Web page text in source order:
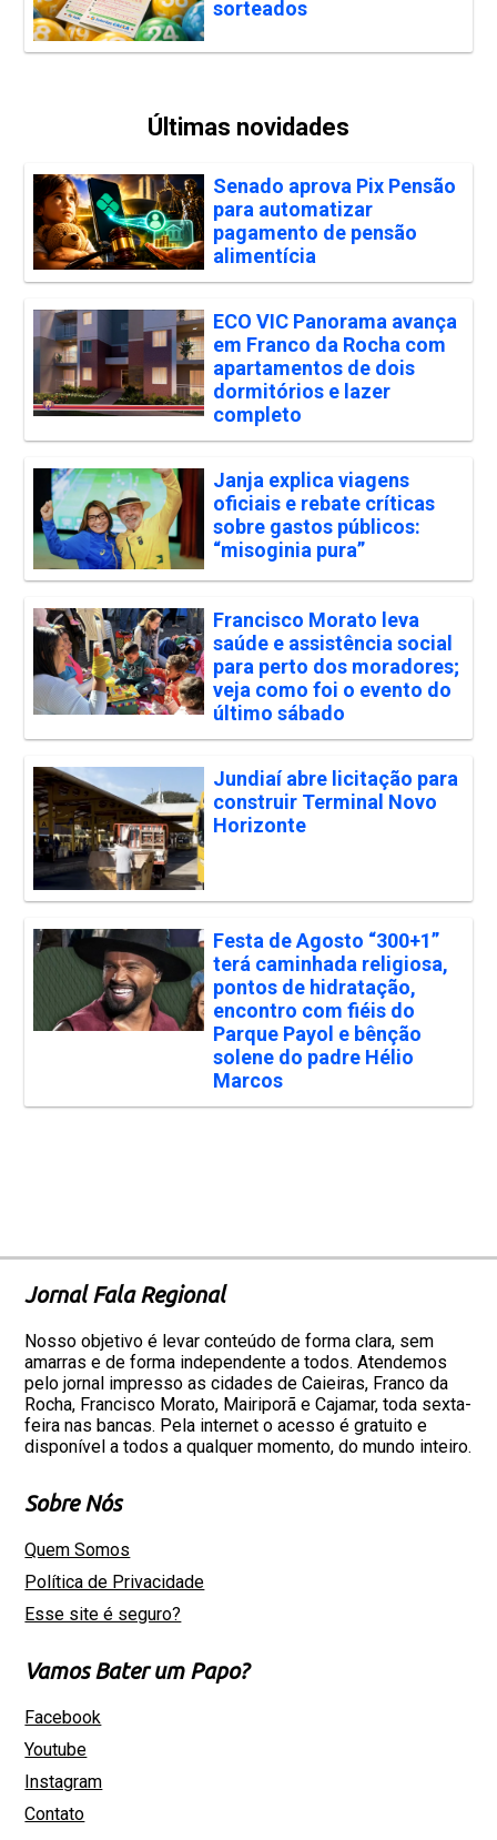
sorteados
Últimas novidades
Senado aprova Pix Pensão
para automatizar
pagamento de pensão
alimentícia
ECO VIC Panorama avança
em Franco da Rocha com
apartamentos de dois
dormitórios e lazer
completo
Janja explica viagens
oficiais e rebate críticas
sobre gastos públicos:
“misoginia pura”
Francisco Morato leva
saúde e assistência social
para perto dos moradores;
veja como foi o evento do
último sábado
Jundiaí abre licitação para
construir Terminal Novo
Horizonte
Festa de Agosto “300+1”
terá caminhada religiosa,
pontos de hidratação,
encontro com fiéis do
Parque Payol e bênção
solene do padre Hélio
Marcos
Jornal Fala Regional
Nosso objetivo é levar conteúdo de forma clara, sem
amarras e de forma independente a todos. Atendemos
pelo jornal impresso as cidades de Caieiras, Franco da
Rocha, Francisco Morato, Mairiporã e Cajamar, toda sexta-
feira nas bancas. Pela internet o acesso é gratuito e
disponível a todos a qualquer momento, do mundo inteiro.
Sobre Nós
Quem Somos
Política de Privacidade
Esse site é seguro?
Vamos Bater um Papo?
Facebook
Youtube
Instagram
Contato